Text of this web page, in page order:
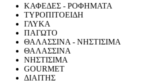
ΚΑΦΕΔΕΣ - ΡΟΦΗΜΑΤΑ
ΤΥΡΟΠΙΤΟΕΙΔΗ
ΓΛΥΚΑ
ΠΑΓΩΤΟ
ΘΑΛΑΣΣΙΝΑ - ΝΗΣΤΙΣΙΜΑ
ΘΑΛΑΣΣΙΝΑ
ΝΗΣΤΙΣΙΜΑ
GOURMET
ΔΙΑΙΤΗΣ